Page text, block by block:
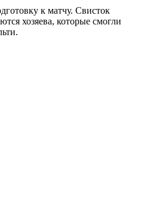
к матчу. Свисток
хозяева, которые смогли